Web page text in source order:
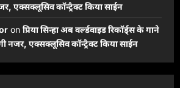
एक्सक्लूसिव कॉन्ट्रैक्ट किया साईन
on प्रिया सिन्हा अब वर्ल्डवाइड रिकॉर्ड्स के गाने
नजर, एक्सक्लूसिव कॉन्ट्रैक्ट किया साईन